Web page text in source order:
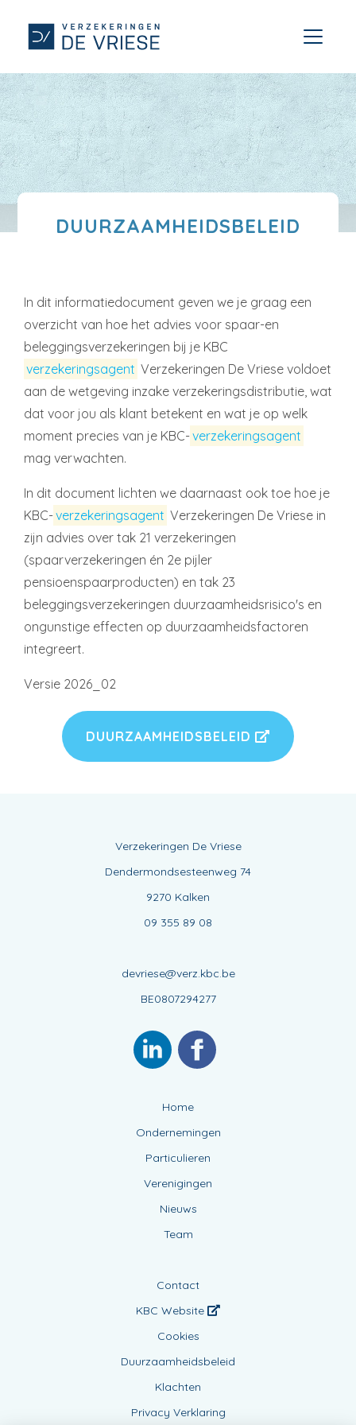
DUURZAAMHEIDSBELEID
In dit informatiedocument geven we je graag een
overzicht van hoe het advies voor spaar-en
beleggingsverzekeringen bij je KBC
verzekeringsagent Verzekeringen De Vriese voldoet
aan de wetgeving inzake verzekeringsdistributie, wat
dat voor jou als klant betekent en wat je op welk
moment precies van je KBC-verzekeringsagent
mag verwachten.
In dit document lichten we daarnaast ook toe hoe je
KBC-verzekeringsagent Verzekeringen De Vriese in
zijn advies over tak 21 verzekeringen
(spaarverzekeringen én 2e pijler
pensioenspaarproducten) en tak 23
beleggingsverzekeringen duurzaamheidsrisico's en
ongunstige effecten op duurzaamheidsfactoren
integreert.
Versie 2026_02
DUURZAAMHEIDSBELEID
Verzekeringen De Vriese
Dendermondsesteenweg 74
9270 Kalken
09 355 89 08
devriese@verz.kbc.be
BE0807294277
Home
Ondernemingen
Particulieren
Verenigingen
Nieuws
Team
Contact
KBC Website
Cookies
Duurzaamheidsbeleid
Klachten
Privacy Verklaring